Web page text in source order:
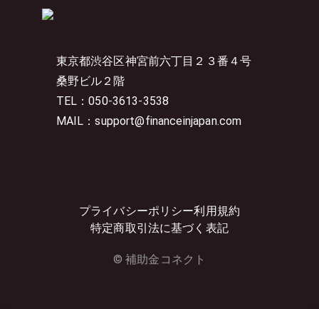
東京都渋谷区神宮前六丁目２３番４号
桑野ビル２階
TEL：050-3613-3538
MAIL：support@financeinjapan.com
プライバシーポリシー利用規約
特定商取引法に基づく表記
© 補助金コネクト